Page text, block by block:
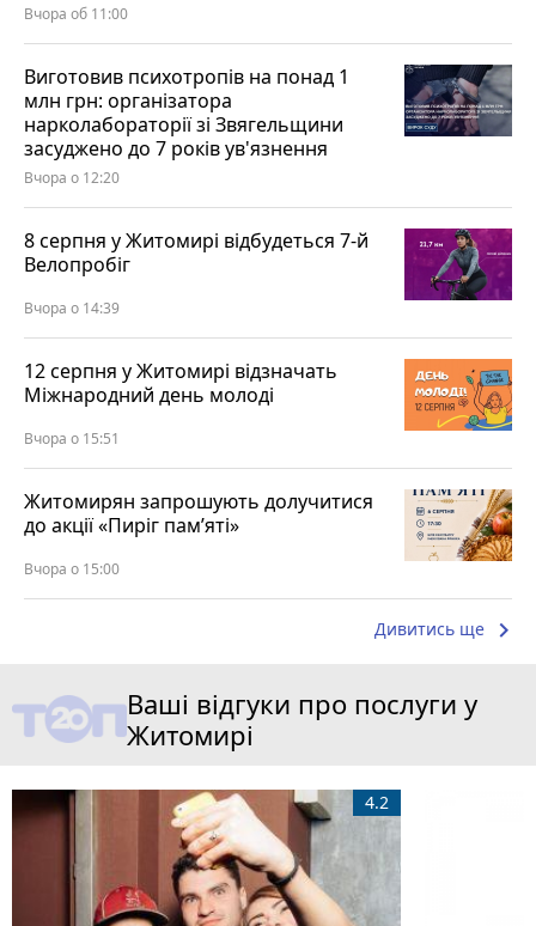
Вчора об 11:00
Виготовив психотропів на понад 1
млн грн: організатора
нарколабораторії зі Звягельщини
засуджено до 7 років ув'язнення
Вчора о 12:20
8 серпня у Житомирі відбудеться 7-й
Велопробіг
Вчора о 14:39
12 серпня у Житомирі відзначать
Міжнародний день молоді
Вчора о 15:51
Житомирян запрошують долучитися
до акції «Пиріг пам’яті»
Вчора о 15:00
Дивитись ще keyboard_arrow_right
Ваші відгуки про послуги у
Житомирі
4.2